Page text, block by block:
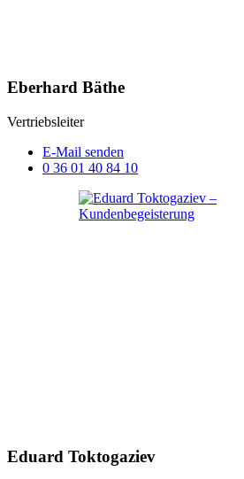
Eberhard Bäthe
Vertriebsleiter
E-Mail senden
0 36 01 40 84 10
Eduard Toktogaziev